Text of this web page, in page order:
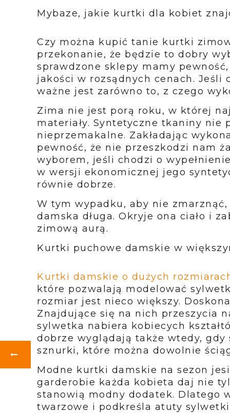
Mybaze, jakie kurtki dla kobiet
Czy można kupić tanie kurtki
przekonanie, że będzie to dobry
sprawdzone sklepy mamy
jakości w rozsądnych cenach. Jeśli
ważne jest zarówno to, z czego
Zima nie jest porą roku, w której
materiały. Syntetyczne tkaniny nie
nieprzemakalne. Zakładając
pewność, że nie przeszkodzi nam
wyborem, jeśli chodzi o
w wersji ekonomicznej jego
równie dobrze.
W tym wypadku, aby nie
damska długa. Okryje ona ciało i
zimową aurą.
Kurtki puchowe damskie w
Kurtki damskie o dużych
które pozwalają modelować
rozmiar jest nieco większy.
Znajdujące się na nich przeszycia
sylwetka nabiera kobiecych
dobrze wyglądają także wtedy,
sznurki, które można dowolnie
Modne kurtki damskie na sezon
garderobie każda kobieta daj nie
stanowią modny dodatek. Dlatego
twarzowe i podkreśla atuty